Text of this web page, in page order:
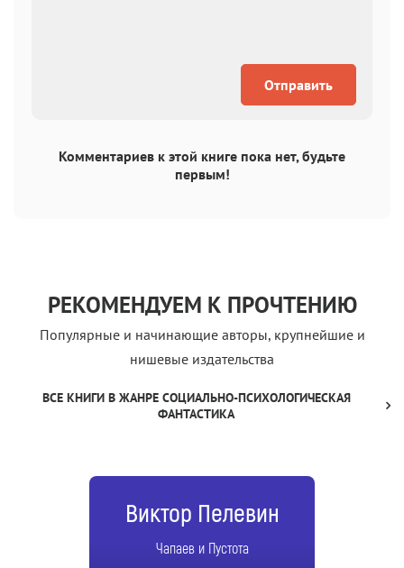
Отправить
Комментариев к этой книге пока нет, будьте
первым!
РЕКОМЕНДУЕМ К ПРОЧТЕНИЮ
Популярные и начинающие авторы, крупнейшие и
нишевые издательства
ВСЕ КНИГИ В ЖАНРЕ СОЦИАЛЬНО-ПСИХОЛОГИЧЕСКАЯ
ФАНТАСТИКА
Виктор Пелевин
Чапаев и Пустота